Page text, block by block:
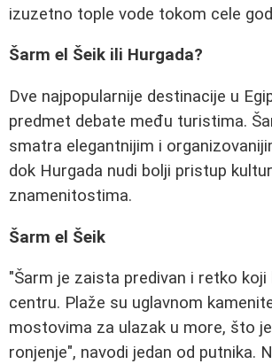
izuzetno tople vode tokom cele
Šarm el Šeik ili Hurgada?
Dve najpopularnije destinacije u
predmet debate među turistima.
smatra elegantnijim i
dok Hurgada nudi bolji pristup
znamenitostima.
Šarm el Šeik
"Šarm je zaista predivan i retko koji
centru. Plaže su uglavnom
mostovima za ulazak u more, što
ronjenje", navodi jedan od putnika.